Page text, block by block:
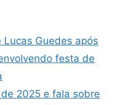
Guedes após
festa de
2025 e fala sobre